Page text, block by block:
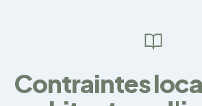
Contraintes